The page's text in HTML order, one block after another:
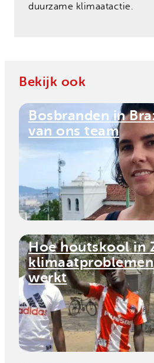
duurzame klimaatactie.
Bekijk ook
Bosbranden in
van ons team
Hoe houtskool in
werkt